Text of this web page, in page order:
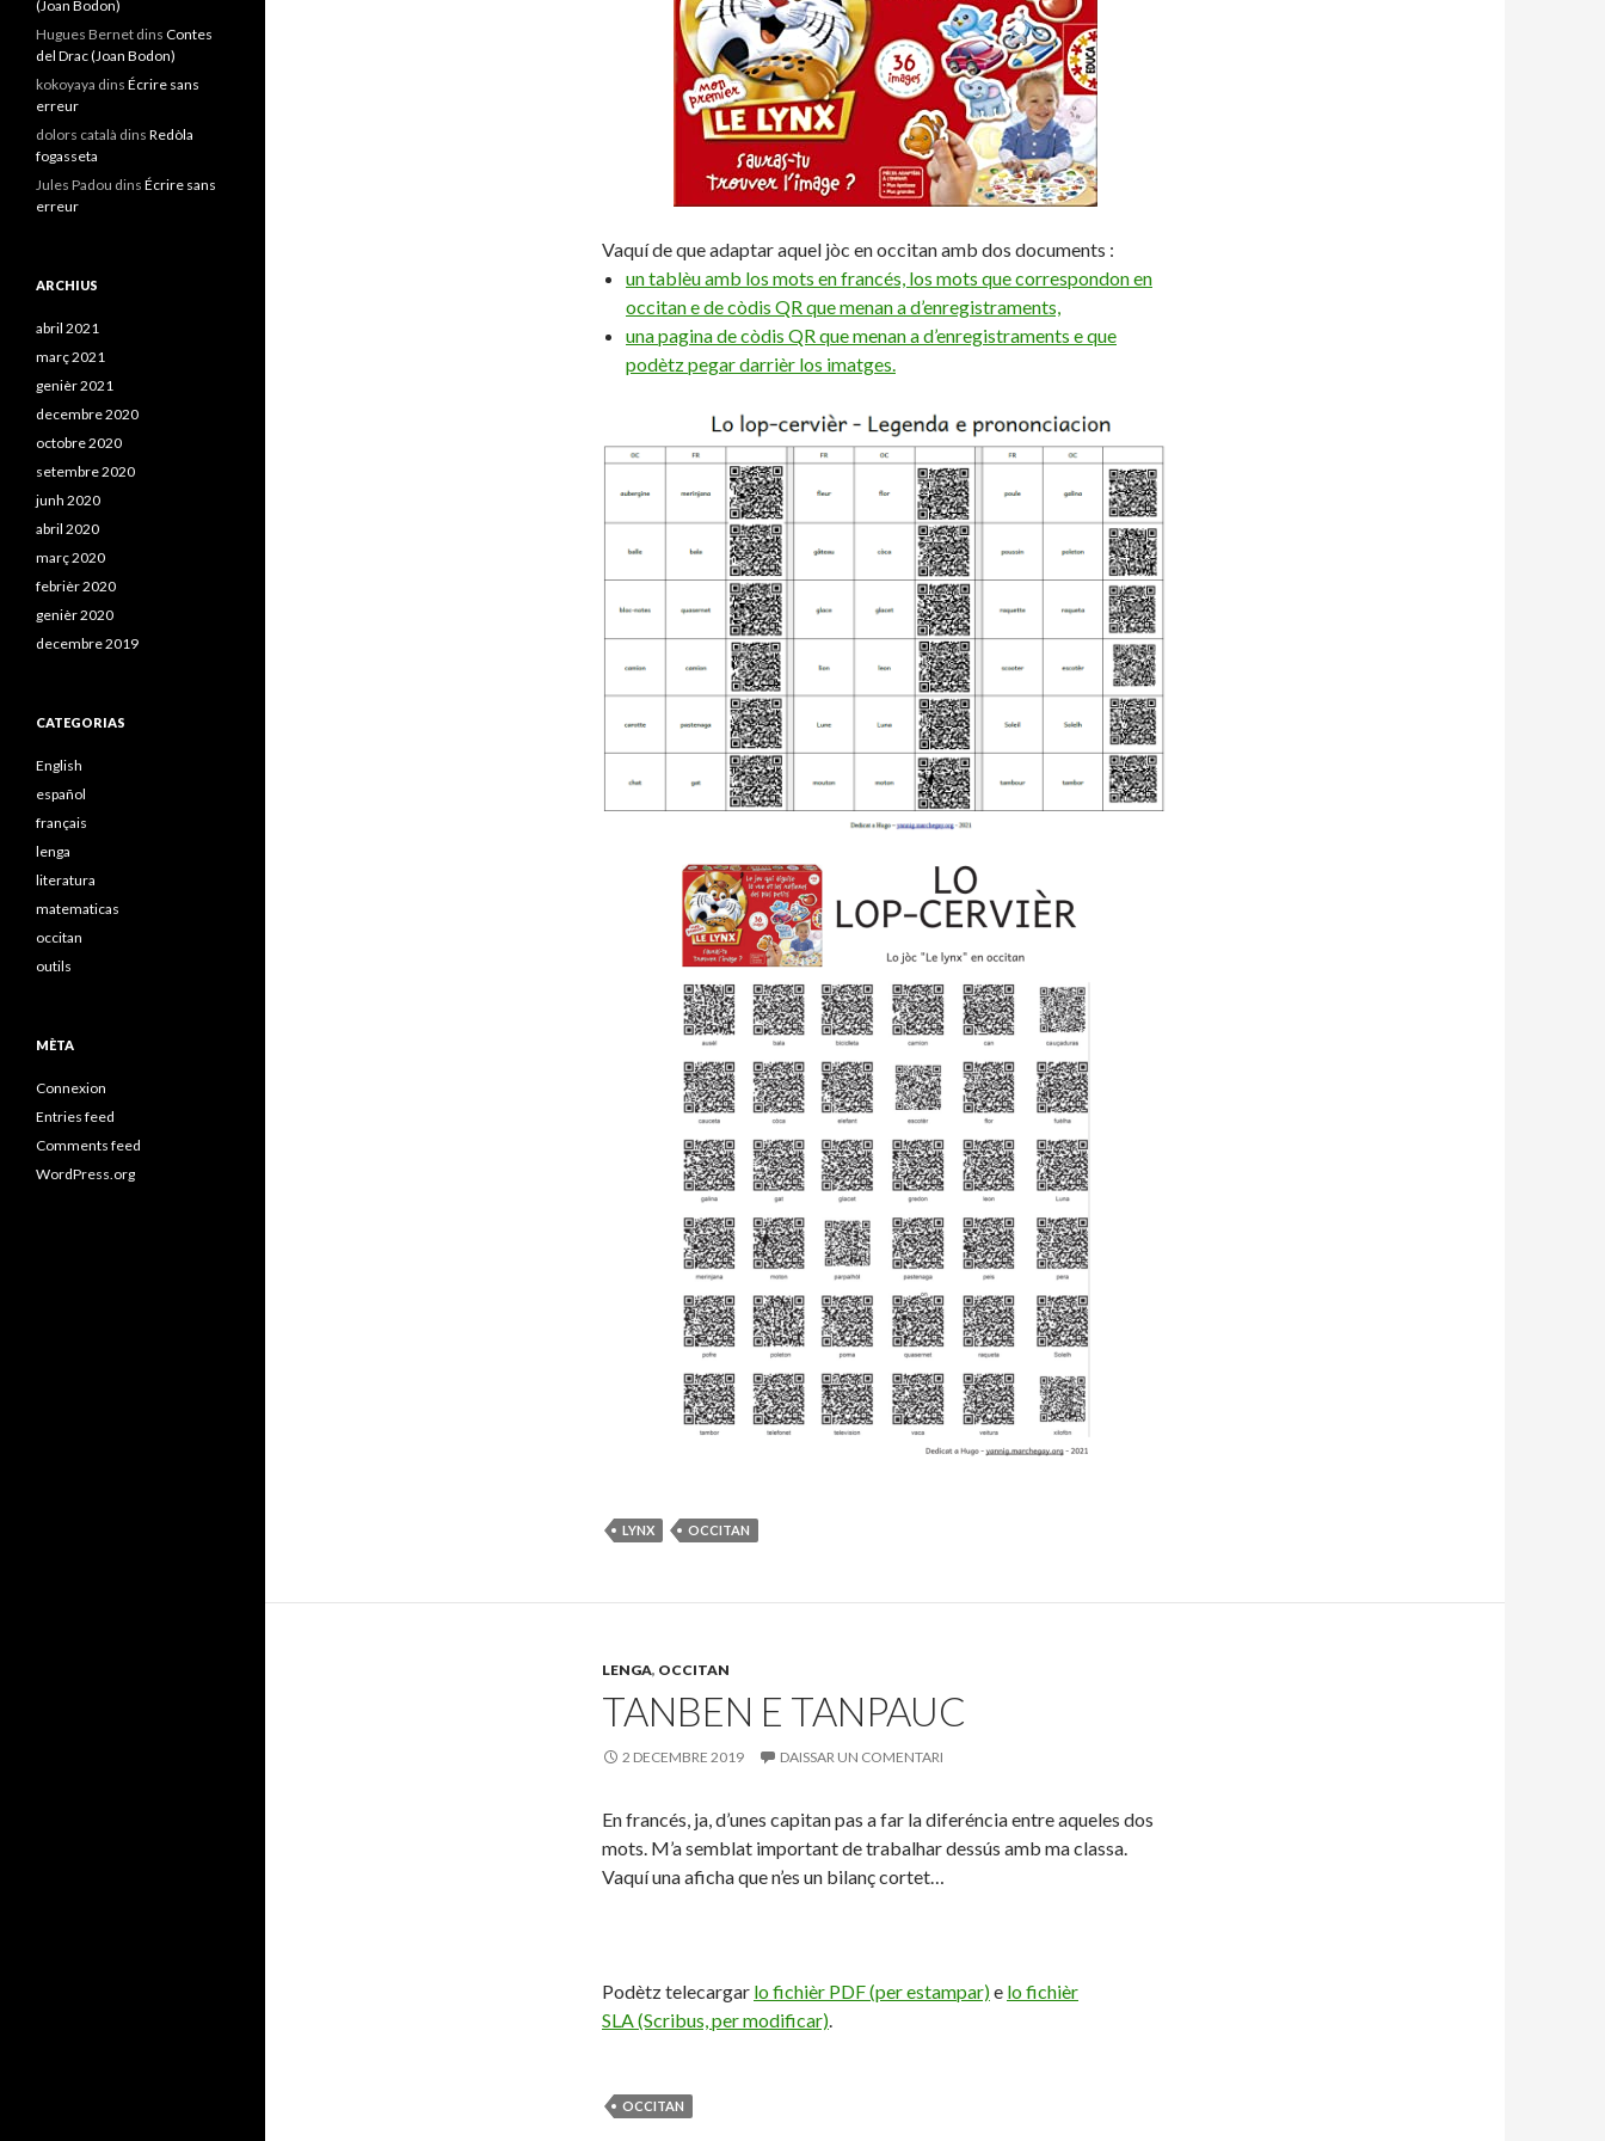
Vaquí de que adaptar aquel jòc en occitan amb dos documents :
un tablèu amb los mots en francés, los mots que correspondon en
occitan e de còdis QR que menan a d’enregistraments,
una pagina de còdis QR que menan a d’enregistraments e que
podètz pegar darrièr los imatges.
LYNX OCCITAN
LENGA, OCCITAN
TANBEN E TANPAUC
2 DECEMBRE 2019 DAISSAR UN COMENTARI
En francés, ja, d’unes capitan pas a far la diferéncia entre aqueles dos
mots. M’a semblat important de trabalhar dessús amb ma classa.
Vaquí una aficha que n’es un bilanç cortet…
Podètz telecargar lo fichièr PDF (per estampar)e lo fichièr
SLA (Scribus, per modificar).
OCCITAN
(Joan Bodon)
Hugues Bernet dins Contes
del Drac (Joan Bodon)
kokoyaya dins Écrire sans
erreur
dolors català dins Redòla
fogasseta
Jules Padou dins Écrire sans
erreur
ARCHIUS
abril 2021
març 2021
genièr 2021
decembre 2020
octobre 2020
setembre 2020
junh 2020
abril 2020
març 2020
febrièr 2020
genièr 2020
decembre 2019
CATEGORIAS
English
español
français
lenga
literatura
matematicas
occitan
outils
MÈTA
Connexion
Entries feed
Comments feed
WordPress.org